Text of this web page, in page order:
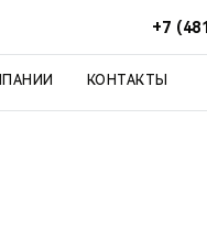
+7
КОНТАКТЫ